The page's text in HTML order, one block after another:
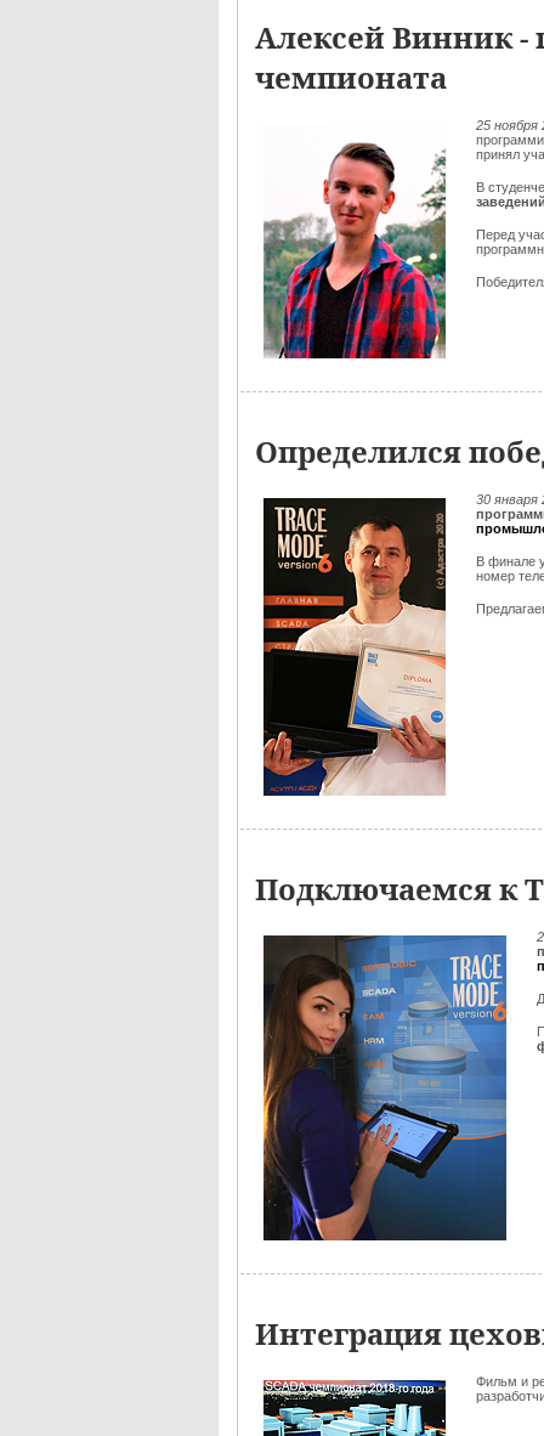
Алексей Винник -
чемпионата
25 ноября
принял
В
Перед
Определился
30 января
В финале
номер
Подключаемся к
Интеграция
Фильм и